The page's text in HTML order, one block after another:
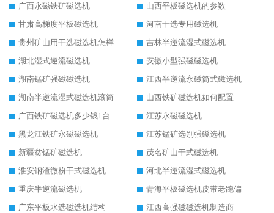
广西永磁铁矿磁选机
山西平板磁选机的参数
甘肃高梯度平板磁选机
河南干选专用磁选机
贵州矿山用干选磁选机怎样调磁
吉林半逆流湿式磁选机
湖北湿式逆流磁选机
安徽小型强磁磁选机
湖南锰矿强磁磁选机
江西半逆流永磁筒式磁选机
湖南半逆流湿式磁选机滚筒
山西铁矿磁选机如何配置
广西铁矿磁选机多少钱1台
江苏永磁磁选机
黑龙江铁矿永磁磁选机
江苏锰矿选别强磁选机
新疆贫锰矿磁选机
茂名矿山干式磁选机
淮安钢渣微粉干式磁选机
河北半逆流湿式磁选机
重庆半逆流磁选机
青海平板磁选机皮带老跑偏
广东平板水选磁选机结构
江西高强磁磁选机制造商